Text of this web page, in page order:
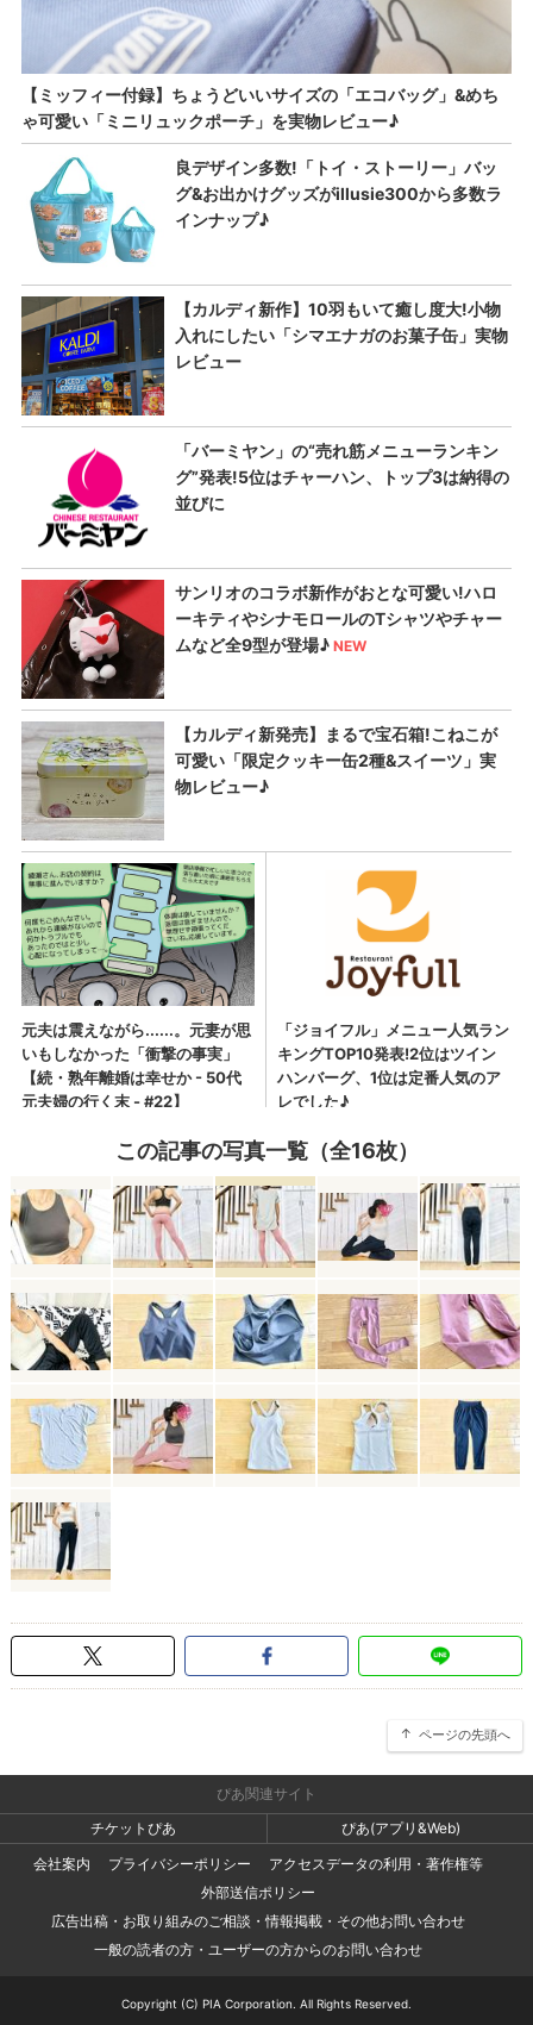
この記事の写真一覧（全16枚）
ページの先頭へ
ぴあ関連サイト
チケットぴあ
ぴあ(アプリ&Web)
会社案内
プライバシーポリシー
アクセスデータの利用・著作権等
外部送信ポリシー
広告出稿・お取り組みのご相談・情報掲載・その他お問い合わせ
一般の読者の方・ユーザーの方からのお問い合わせ
Copyright (C) PIA Corporation. All Rights Reserved.